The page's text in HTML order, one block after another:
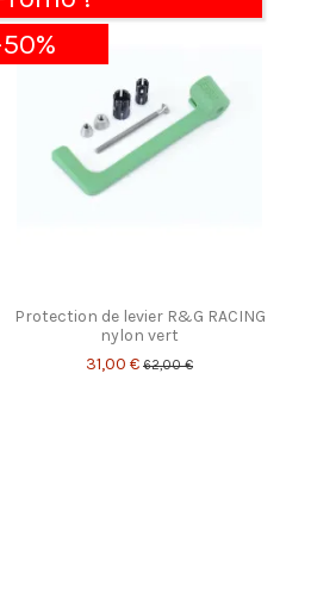
Protection de levier R&G RACING
nylon vert
31,00 € 62,00 €